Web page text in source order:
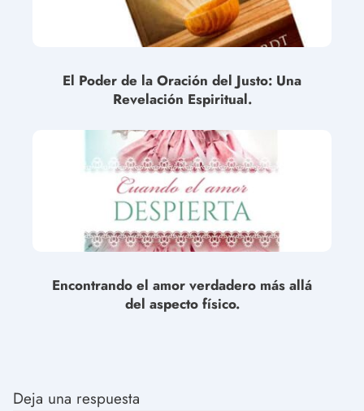
El Poder de la Oración del Justo: Una
Revelación Espiritual.
Encontrando el amor verdadero más allá
del aspecto físico.
Deja una respuesta